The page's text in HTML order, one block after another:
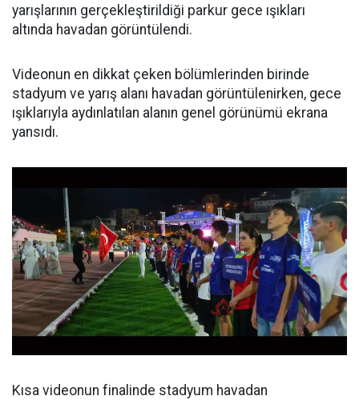
yarışlarının gerçekleştirildiği parkur gece ışıkları
altında havadan görüntülendi.
Videonun en dikkat çeken bölümlerinden birinde
stadyum ve yarış alanı havadan görüntülenirken, gece
ışıklarıyla aydınlatılan alanın genel görünümü ekrana
yansıdı.
Kısa videonun finalinde stadyum havadan